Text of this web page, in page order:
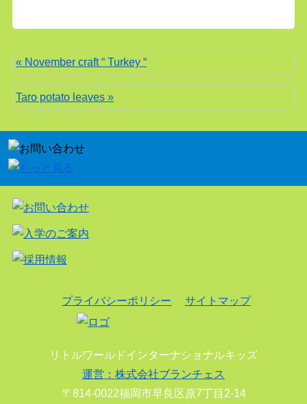
« November craft “ Turkey “
Taro potato leaves »
プライバシーポリシー サイトマップ
リトルワールドインターナショナルキッズ
運営：株式会社ブランチェス
〒814-0022福岡市早良区原7丁目2-14